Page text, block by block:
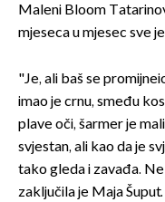
Maleni Bloom
mjeseca u mjesec sve
"Je, ali baš se
imao je crnu, smeđu
plave oči, šarmer je
svjestan, ali kao da je
tako gleda i zavađa.
zaključila je Maja Šuput.